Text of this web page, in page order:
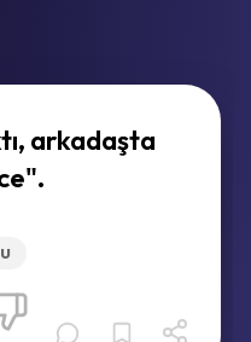
arkadaşta